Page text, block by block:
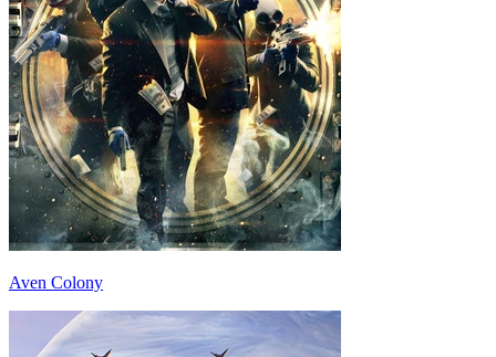
Aven Colony